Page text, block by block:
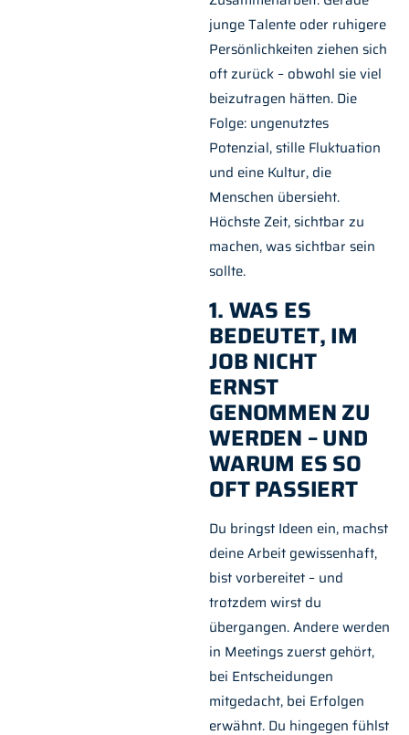
junge Talente oder ruhigere
Persönlichkeiten ziehen sich
oft zurück – obwohl sie viel
beizutragen hätten. Die
Folge: ungenutztes
Potenzial, stille Fluktuation
und eine Kultur, die
Menschen übersieht.
Höchste Zeit, sichtbar zu
machen, was sichtbar sein
sollte.
1. WAS ES
BEDEUTET, IM
JOB NICHT
ERNST
GENOMMEN ZU
WERDEN – UND
WARUM ES SO
OFT PASSIERT
Du bringst Ideen ein, machst
deine Arbeit gewissenhaft,
bist vorbereitet – und
trotzdem wirst du
übergangen. Andere werden
in Meetings zuerst gehört,
bei Entscheidungen
mitgedacht, bei Erfolgen
erwähnt. Du hingegen fühlst